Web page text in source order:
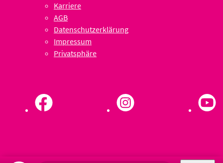
Karriere
AGB
Datenschutzerklärung
Impressum
Privatsphäre